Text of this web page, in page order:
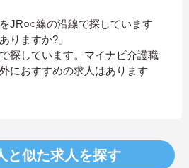
JR○○線の沿線で探しています
りますか?」
探しています。マイナビ介護職
におすすめの求人はあります
と似た求人を探す